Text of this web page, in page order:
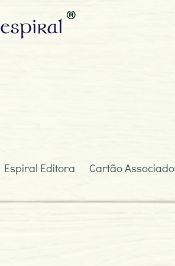
espiral
Espiral Editora Cartão Associado